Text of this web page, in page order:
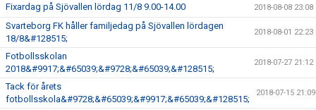
Fixardag på Sjövallen lördag 11/8 9.00-14.00 2018-08-08 23:08
Svarteborg FK håller familjedag på Sjövallen lördagen
18/8&#128515;
2018-08-01 22:23
Fotbollsskolan
2018&#9917;&#65039;&#9728;&#65039;&#128515;
2018-07-27 21:12
Tack för årets
fotbollsskola&#9728;&#65039;&#9917;&#65039;&#128515;
2018-07-15 21:09